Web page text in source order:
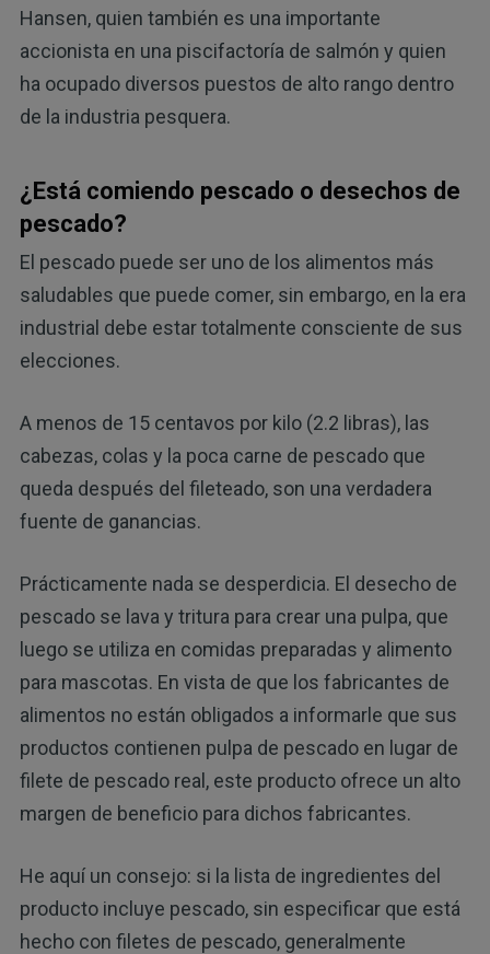
Hansen, quien también es una importante
accionista en una piscifactoría de salmón y quien
ha ocupado diversos puestos de alto rango dentro
de la industria pesquera.
¿Está comiendo pescado o desechos de
pescado?
El pescado puede ser uno de los alimentos más
saludables que puede comer, sin embargo, en la era
industrial debe estar totalmente consciente de sus
elecciones.
A menos de 15 centavos por kilo (2.2 libras), las
cabezas, colas y la poca carne de pescado que
queda después del fileteado, son una verdadera
fuente de ganancias.
Prácticamente nada se desperdicia. El desecho de
pescado se lava y tritura para crear una pulpa, que
luego se utiliza en comidas preparadas y alimento
para mascotas. En vista de que los fabricantes de
alimentos no están obligados a informarle que sus
productos contienen pulpa de pescado en lugar de
filete de pescado real, este producto ofrece un alto
margen de beneficio para dichos fabricantes.
He aquí un consejo: si la lista de ingredientes del
producto incluye pescado, sin especificar que está
hecho con filetes de pescado, generalmente